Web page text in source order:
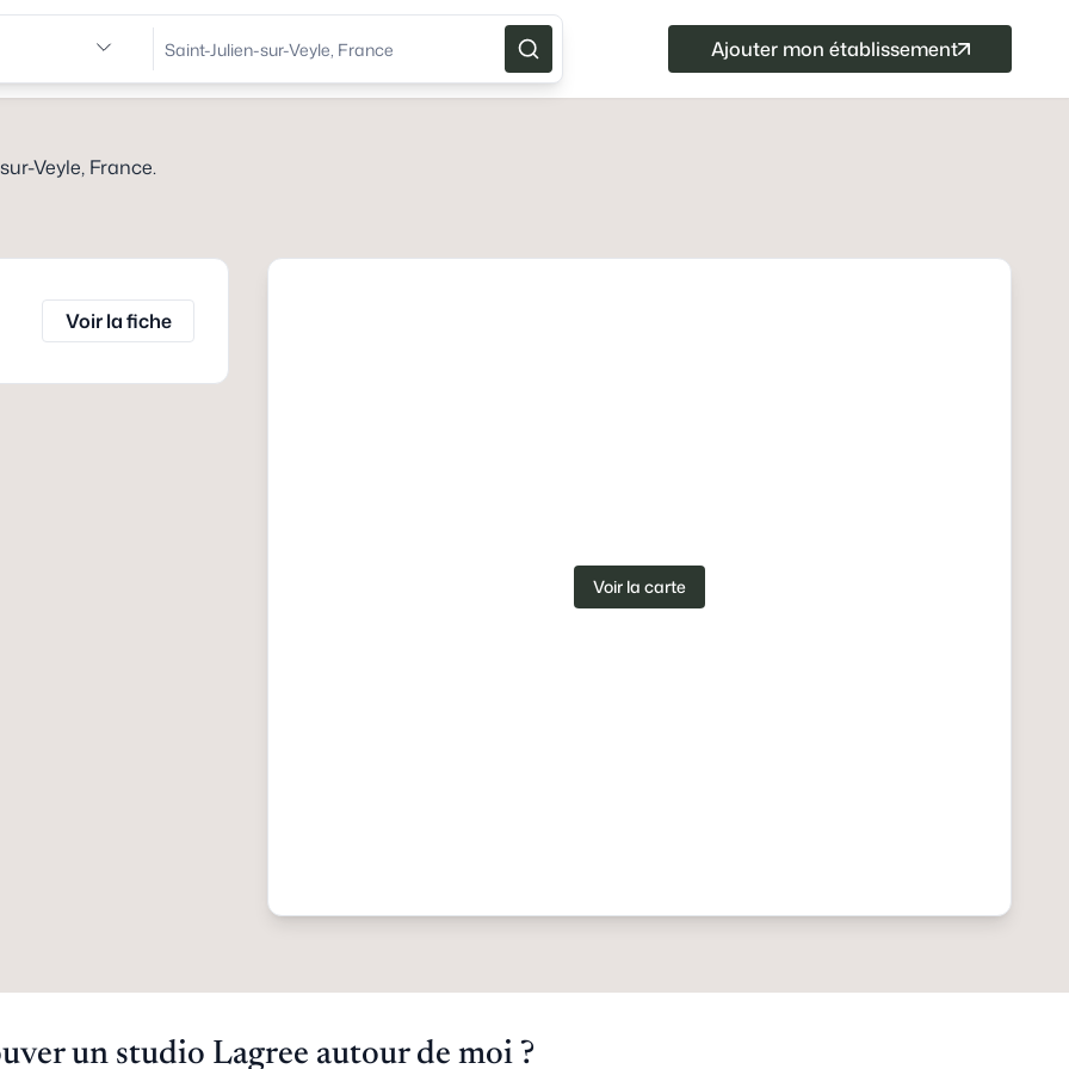
Ajouter mon établissement
Veyle, France.
Voir la fiche
Voir la carte
un studio Lagree autour de moi ?